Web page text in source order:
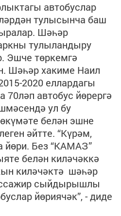
автобуслар
тулысынча баш
Шәһәр
тулыландыру
Эшче төркемгә
Шәһәр хакиме Наил
2020 еллардагы
70ләп автобус йөрергә
ул бу
белән эшне
әйтте. “Күрәм,
йөри. Без “КАМАЗ”
белән киләчәккә
киләчәктә шәһәр
сыйдырышлы
йөриячәк”, - диде